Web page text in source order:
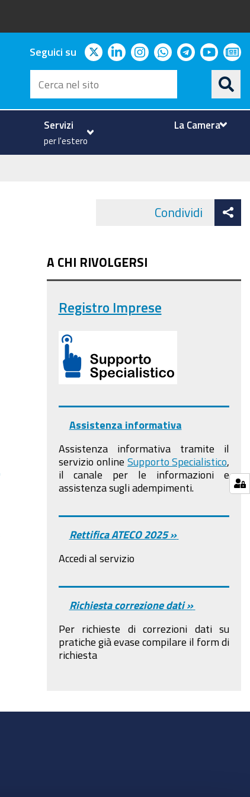
Seguici su twitterlinkedininstagram
whatsapp
telegram
Cerca
nel
sito
Servizi
per l'estero
La Camera
Condividi
A CHI RIVOLGERSI
Registro Imprese
Assistenza informativa
Assistenza informativa tramite il
servizio online Supporto Specialistico
il canale per le informazioni e
assistenza sugli adempimenti.
Rettifica ATECO 2025 »
Accedi al servizio
Richiesta correzione dati »
Per richieste di correzioni dati su
pratiche già evase compilare il form di
richiesta